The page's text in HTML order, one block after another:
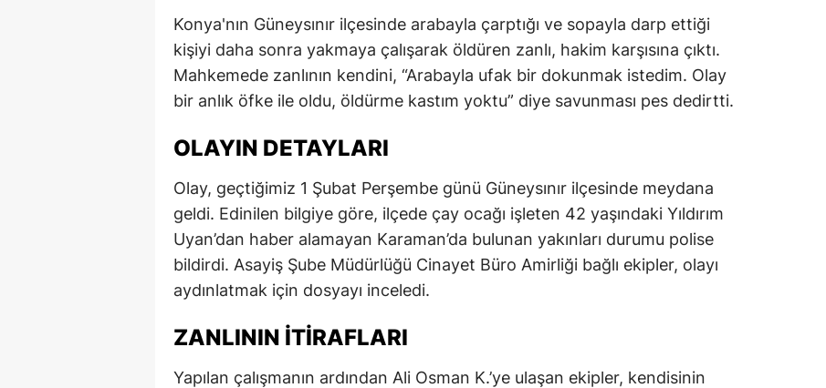
Konya'nın Güneysınır ilçesinde arabayla çarptığı ve sopayla darp ettiği
kişiyi daha sonra yakmaya çalışarak öldüren zanlı, hakim karşısına çıktı.
Mahkemede zanlının kendini, “Arabayla ufak bir dokunmak istedim. Olay
bir anlık öfke ile oldu, öldürme kastım yoktu” diye savunması pes dedirtti.
OLAYIN DETAYLARI
Olay, geçtiğimiz 1 Şubat Perşembe günü Güneysınır ilçesinde meydana
geldi. Edinilen bilgiye göre, ilçede çay ocağı işleten 42 yaşındaki Yıldırım
Uyan’dan haber alamayan Karaman’da bulunan yakınları durumu polise
bildirdi. Asayiş Şube Müdürlüğü Cinayet Büro Amirliği bağlı ekipler, olayı
aydınlatmak için dosyayı inceledi.
ZANLININ İTIRAFLARI
Yapılan çalışmanın ardından Ali Osman K.’ye ulaşan ekipler, kendisinin